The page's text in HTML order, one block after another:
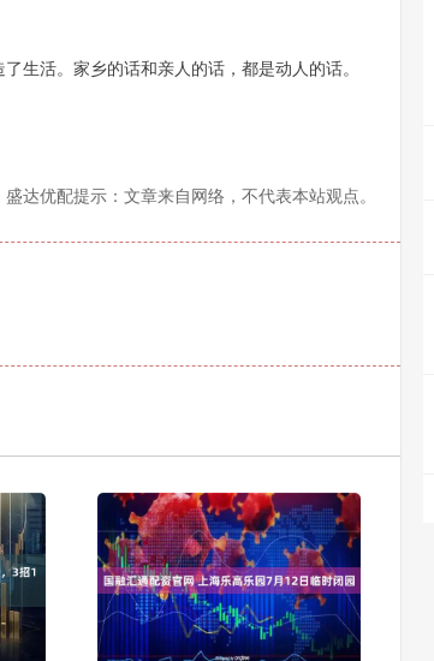
生活。家乡的话和亲人的话，都是动人的话。
盛达优配提示：文章来自网络，不代表本站观点。